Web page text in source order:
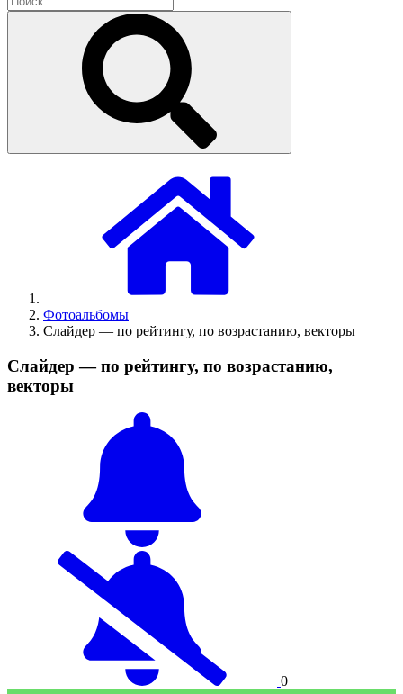
Фотоальбомы
Слайдер — по рейтингу, по возрастанию, векторы
Слайдер — по рейтингу, по возрастанию,
векторы
0